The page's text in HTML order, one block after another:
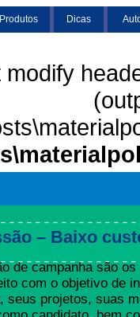
Produtos Dicas
modify
– Baixo
de campanha são os
com o objetivo de
seus projetos, suas